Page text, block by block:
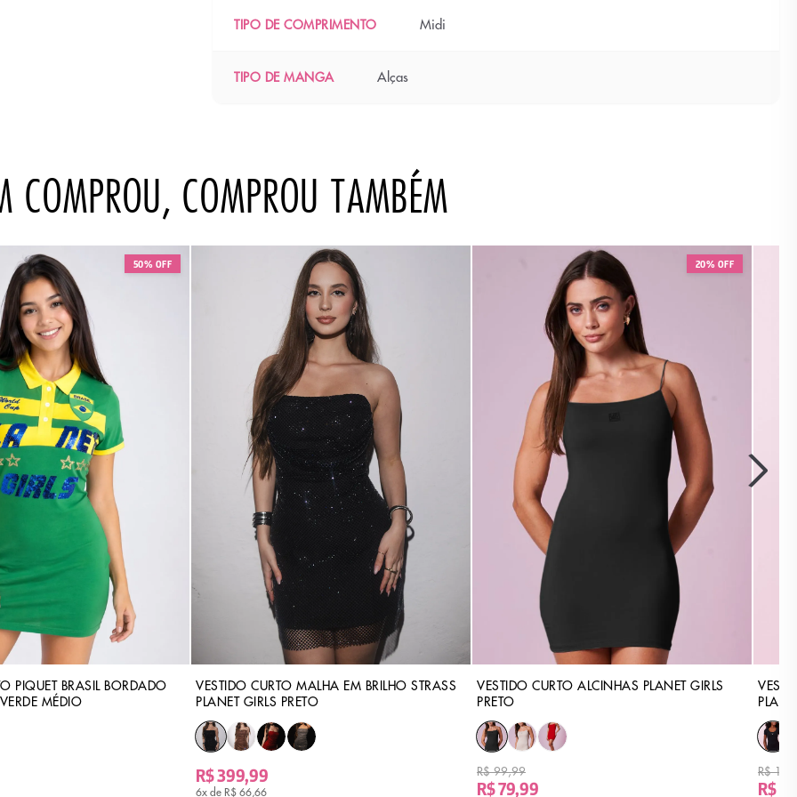
TIPO DE COMPRIMENTO Midi
TIPO DE MANGA Alças
COMPROU, COMPROU TAMBÉM
50% OFF
PIQUET BRASIL BORDADO
MÉDIO
VESTIDO CURTO MALHA EM BRILHO STRASS
PLANET GIRLS PRETO
R$ 399,99
6x de R$ 66,66
20% OFF
VESTIDO CURTO ALCINHAS PLANET GIRLS
PRETO
R$ 99,99
R$ 79,99
R$
R$